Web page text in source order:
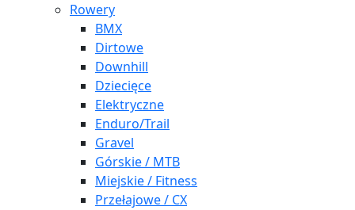
Rowery
BMX
Dirtowe
Downhill
Dziecięce
Elektryczne
Enduro/Trail
Gravel
Górskie / MTB
Miejskie / Fitness
Przełajowe / CX